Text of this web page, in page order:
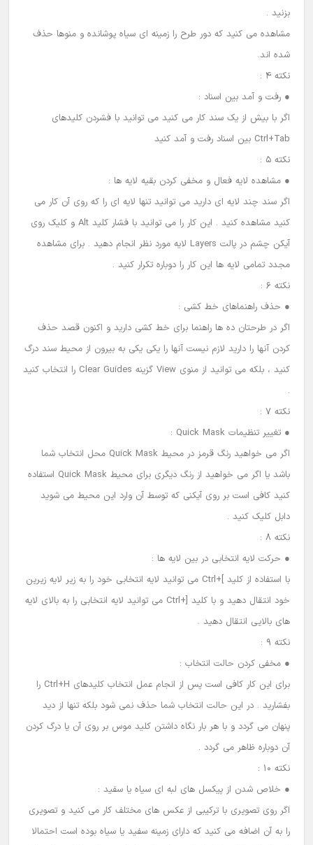
بزنید .
مشاهده می کنید که دور طرح را زمینه ای سیاه پوشانده و منوها حذف
شده اند.
نکته 4 :
● رفت و آمد بین اسناد :
اگر با بیش از یک سند کار می کنید می توانید با فشردن کلیدهای
Ctrl+Tab بین اسناد رفت و آمد کنید
نکته 5 :
● مشاهده لایه فعال و مخفی کردن بقیه لایه ها :
اگر سند چند لایه ای دارید می توانید تنها لایه ای را که روی آن کار می
کنید مشاهده کنید . این کار را می توانید با فشار کلید Alt و کلیک روی
آیکن چشم در پالت Layers لایه مورد نظر انجام دهید . برای مشاهده
مجدد تمامی لایه ها این کار را دوباره تکرار کنید .
نکته 6 :
● حذف راهنماهای خط کشی :
اگر در طرحتان ده ها راهنما برای خط کشی دارید و اکنون قصد حذف
کردن آنها را دارید لازم نیست آنها را یکی یکی به بیرون از محیط سند درگ
کنید ، بلکه می توانید از منوی View گزینه Clear Guides را انتخاب کنید
.
نکته 7 :
● تغییر تنظیمات Quick Mask :
اگر می خواهید رنگ قرمز در محیط Quick Mask محل انتخاب شما
باشد یا اگر می خواهید از رنگ دیگری برای محیط Quick Mask استفاده
کنید کافی است بر روی آیکنی که توسط آن وارد این محیط می شوید
دابل کلیک کنید .
نکته 8 :
● حرکت لایه انتخابی در بین لایه ها :
با استفاده از کلید ]+Ctrl می توانید لایه انتخابی خود را به زیر لایه زیرین
خود انتقال دهید و با کلید [+Ctrl می توانید لایه انتخابی را به بالای لایه
های بالایی انتقال دهید .
نکته 9 :
● مخفی کردن حالت انتخاب :
برای این کار کافی است پس از انجام عمل انتخاب کلیدهای Ctrl+H را
بفشارید . در این حالت انتخاب شما حذف نمی شود بلکه تنها از دید
پنهان می گردد و با هر بار نگاه داشتن کلید موس بر روی آن یا درگ کردن
آن دوباره ظاهر می گردد .
نکته 10 :
● خلاص شدن از پیکسل های لبه ای سیاه یا سفید :
اگر روی تصویری با ترکیبی از عکس های مختلف کار می کنید و تصویری
را به آن اضافه می کنید که دارای زمینه سفید یا سیاه بوده است احتمالا